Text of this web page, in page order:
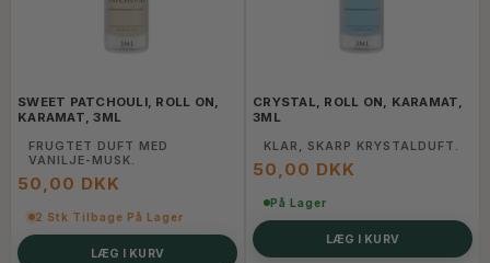
SWEET PATCHOULI, ROLL ON,
KARAMAT, 3ML
FRUGTET DUFT MED
VANILJE-MUSK.
50,00 DKK
2 Stk Tilbage På Lager
LÆG I KURV
CRYSTAL, ROLL ON, KARAMAT,
3ML
KLAR, SKARP KRYSTALDUFT.
50,00 DKK
På Lager
LÆG I KURV